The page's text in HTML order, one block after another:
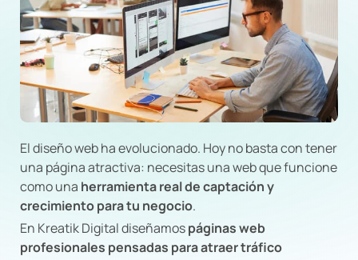
El diseño web ha evolucionado. Hoy no basta con tener
una página atractiva: necesitas una web que funcione
como una herramienta real de captación y
crecimiento para tu negocio.
En Kreatik Digital diseñamospáginas web
profesionales pensadas para atraer tráfico